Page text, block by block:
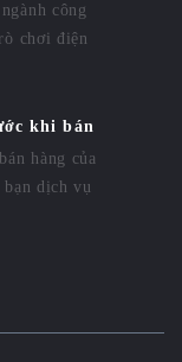
công
chơi điện
khi bán
hàng của
bạn dịch vụ